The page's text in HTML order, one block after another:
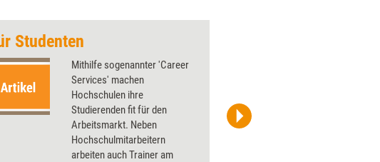
Studenten
Mithilfe sogenannter 'Career
Services' machen
Hochschulen ihre
Studierenden fit für den
Arbeitsmarkt. Neben
Hochschulmitarbeitern
arbeiten auch Trainer am